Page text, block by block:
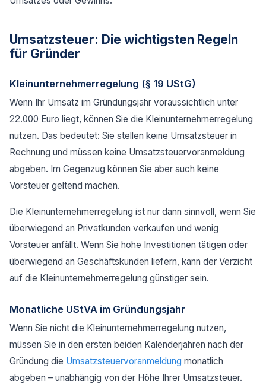
Umsatzsteuer: Die wichtigsten Regeln
für Gründer
Kleinunternehmerregelung (§ 19 UStG)
Wenn Ihr Umsatz im Gründungsjahr voraussichtlich unter
22.000 Euro liegt, können Sie die Kleinunternehmerregelung
nutzen. Das bedeutet: Sie stellen keine Umsatzsteuer in
Rechnung und müssen keine Umsatzsteuervoranmeldung
abgeben. Im Gegenzug können Sie aber auch keine
Vorsteuer geltend machen.
Die Kleinunternehmerregelung ist nur dann sinnvoll, wenn Sie
überwiegend an Privatkunden verkaufen und wenig
Vorsteuer anfällt. Wenn Sie hohe Investitionen tätigen oder
überwiegend an Geschäftskunden liefern, kann der Verzicht
auf die Kleinunternehmerregelung günstiger sein.
Monatliche UStVA im Gründungsjahr
Wenn Sie nicht die Kleinunternehmerregelung nutzen,
müssen Sie in den ersten beiden Kalenderjahren nach der
Gründung die Umsatzsteuervoranmeldung monatlich
abgeben – unabhängig von der Höhe Ihrer Umsatzsteuer.